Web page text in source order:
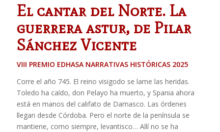
El cantar del Norte. La
guerrera astur, de Pilar
Sánchez Vicente
VIII PREMIO EDHASA NARRATIVAS HISTÓRICAS 2025
Corre el año 745. El reino visigodo se lame las heridas.
Toledo ha caído, don Pelayo ha muerto, y Spania ahora
está en manos del califato de Damasco. Las órdenes
llegan desde Córdoba. Pero el norte de la península se
mantiene, como siempre, levantisco… Allí no se ha